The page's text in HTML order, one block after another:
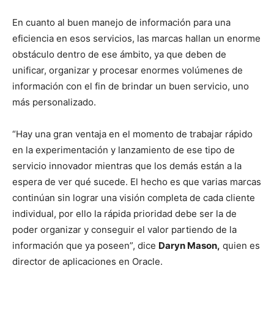
En cuanto al buen manejo de información para una
eficiencia en esos servicios, las marcas hallan un enorme
obstáculo dentro de ese ámbito, ya que deben de
unificar, organizar y procesar enormes volúmenes de
información con el fin de brindar un buen servicio, uno
más personalizado.
“Hay una gran ventaja en el momento de trabajar rápido
en la experimentación y lanzamiento de ese tipo de
servicio innovador mientras que los demás están a la
espera de ver qué sucede. El hecho es que varias marcas
continúan sin lograr una visión completa de cada cliente
individual, por ello la rápida prioridad debe ser la de
poder organizar y conseguir el valor partiendo de la
información que ya poseen”, dice Daryn Mason, quien es
director de aplicaciones en Oracle.